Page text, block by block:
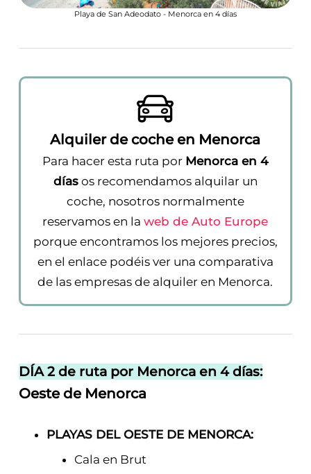
Playa de San Adeodato - Menorca en 4 días
Alquiler de coche en Menorca
Para hacer esta ruta por Menorca en 4
díasos recomendamos alquilar un
coche, nosotros normalmente
reservamos en laweb de Auto Europe
porque encontramos los mejores precios,
en el enlace podéis ver una comparativa
de las empresas de alquiler en Menorca.
DÍA 2 de ruta por Menorca en 4 días:
Oeste de Menorca
PLAYAS DEL OESTE DE MENORCA:
Cala en Brut